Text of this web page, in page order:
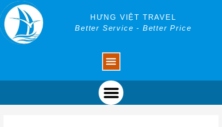
Skip
to
content
HƯNG VIỆT TRAVEL
Better Service - Better Price
Menu